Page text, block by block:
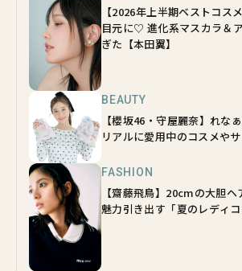
【2026年上半期ベストコス
目元に♡ 進化系マスカラ＆
ぎた【本田翼】
BEAUTY
【櫻坂46・守屋麗奈】れな
リアルに愛用中のコスメや
FASHION
【齋藤飛鳥】20cmの大胆
魅力引き出す「夏のレディ